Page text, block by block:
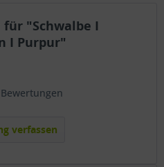
"Schwalbe I
I Purpur"
verfassen